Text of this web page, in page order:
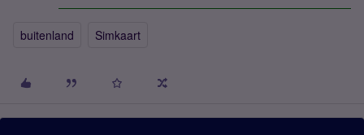
buitenland Simkaart